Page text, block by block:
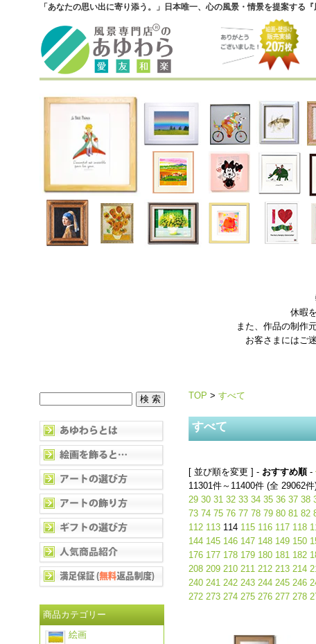
「あなたの思い出に寄り添う。」日本唯一、心の風景・情景を提案す
休暇
また、作品の制作
お客さまにはご
TOP > すべて
すべて
[ 並び順を変更 ] - おすすめ順-
11301件～11400件 (全 29062件
29 30 31 32 33 34 35 36 37 38
73 74 75 76 77 78 79 80 81 82
112 113 114 115 116 117 118
144 145 146 147 148 149 150
176 177 178 179 180 181 182
208 209 210 211 212 213 214
240 241 242 243 244 245 246
272 273 274 275 276 277 278
商品カテゴリー
絵画